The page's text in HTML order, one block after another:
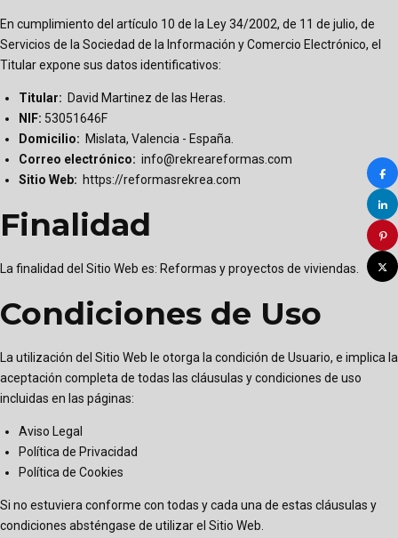
En cumplimiento del artículo 10 de la Ley 34/2002, de 11 de julio, de
Servicios de la Sociedad de la Información y Comercio Electrónico, el
Titular expone sus datos identificativos:
Titular: David Martinez de las Heras.
NIF: 53051646F
Domicilio: Mislata, Valencia - España.
Correo electrónico: info@rekreareformas.com
Sitio Web: https://reformasrekrea.com
Finalidad
La finalidad del Sitio Web es: Reformas y proyectos de viviendas.
Condiciones de Uso
La utilización del Sitio Web le otorga la condición de Usuario, e implica la
aceptación completa de todas las cláusulas y condiciones de uso
incluidas en las páginas:
Aviso Legal
Política de Privacidad
Política de Cookies
Si no estuviera conforme con todas y cada una de estas cláusulas y
condiciones absténgase de utilizar el Sitio Web.